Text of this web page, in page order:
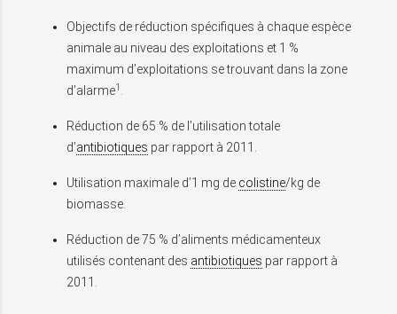
Objectifs de réduction spécifiques à chaque espèce
animale au niveau des exploitations et 1 %
maximum d’exploitations se trouvant dans la zone
d’alarme1
Réduction de 65 % de l’utilisation totale
d’antibiotiques par rapport à 2011.
Utilisation maximale d’1 mg de colistine/kg de
biomasse.
Réduction de 75 % d’aliments médicamenteux
utilisés contenant des antibiotiques par rapport à
2011.